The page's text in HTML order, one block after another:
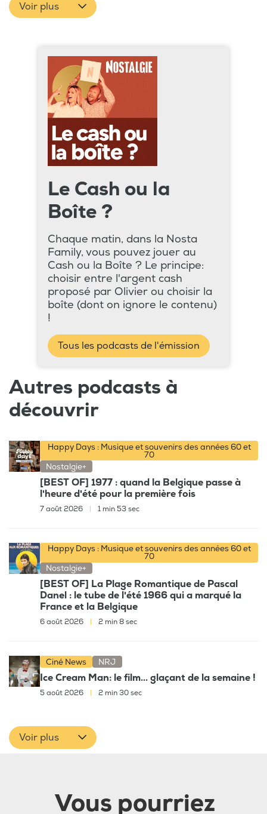
Voir plus
Le Cash ou la
Boîte ?
Chaque matin, dans la Nosta
Family, vous pouvez jouer au
Cash ou la Boîte ? Le principe:
choisir entre l'argent cash
proposé par Olivier ou choisir la
boîte (dont on ignore le contenu)
!
Tous les podcasts de l'émission
Autres podcasts à
découvrir
Happy Days : Musique et souvenirs des années 60 et
70
Nostalgie+
[BEST OF] 1977 : quand la Belgique passe à
l'heure d'été pour la première fois
7 août 2026 1 min 53 sec
Happy Days : Musique et souvenirs des années 60 et
70
Nostalgie+
[BEST OF] La Plage Romantique de Pascal
Danel : le tube de l'été 1966 qui a marqué la
France et la Belgique
6 août 2026 2 min 8 sec
Ciné News NRJ
Ice Cream Man: le film... glaçant de la semaine !
5 août 2026 2 min 30 sec
Voir plus
Vous pourriez